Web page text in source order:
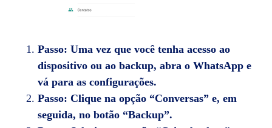
Passo: Uma vez que você tenha acesso ao
dispositivo ou ao backup, abra o WhatsApp e
vá para as configurações.
Passo: Clique na opção “Conversas” e, em
seguida, no botão “Backup”.